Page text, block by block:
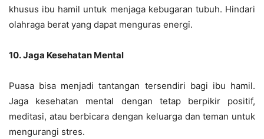
khusus ibu hamil untuk menjaga kebugaran tubuh. Hindari
olahraga berat yang dapat menguras energi.
10. Jaga Kesehatan Mental
Puasa bisa menjadi tantangan tersendiri bagi ibu hamil.
Jaga kesehatan mental dengan tetap berpikir positif,
meditasi, atau berbicara dengan keluarga dan teman untuk
mengurangi stres.